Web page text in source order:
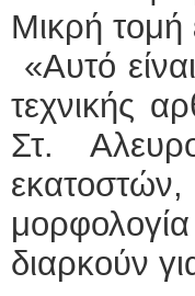
Μικρή τομή
«Αυτό
τεχνικής
Στ.
διαρκούν